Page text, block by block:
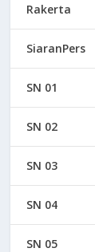
Rakerta
SiaranPers
SN 01
SN 02
SN 03
SN 04
SN 05